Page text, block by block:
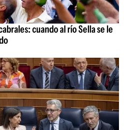
cuando al río Sella se le